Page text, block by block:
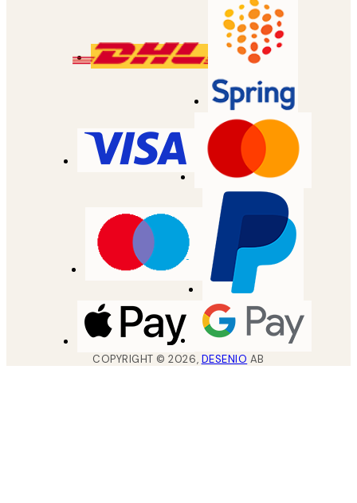
COPYRIGHT ©2026, DESENIO AB